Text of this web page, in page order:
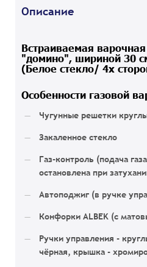
Описание
Встраиваемая
"домино", шириной 30
(Белое стекло/ 4х
Особенности газовой
Чугунные решетки
Закаленное стекло
Газ-контроль (подача
остановлена при
Автоподжиг (в ручке
Конфорки ALBEK (с
Ручки управления -
чёрная, крышка -